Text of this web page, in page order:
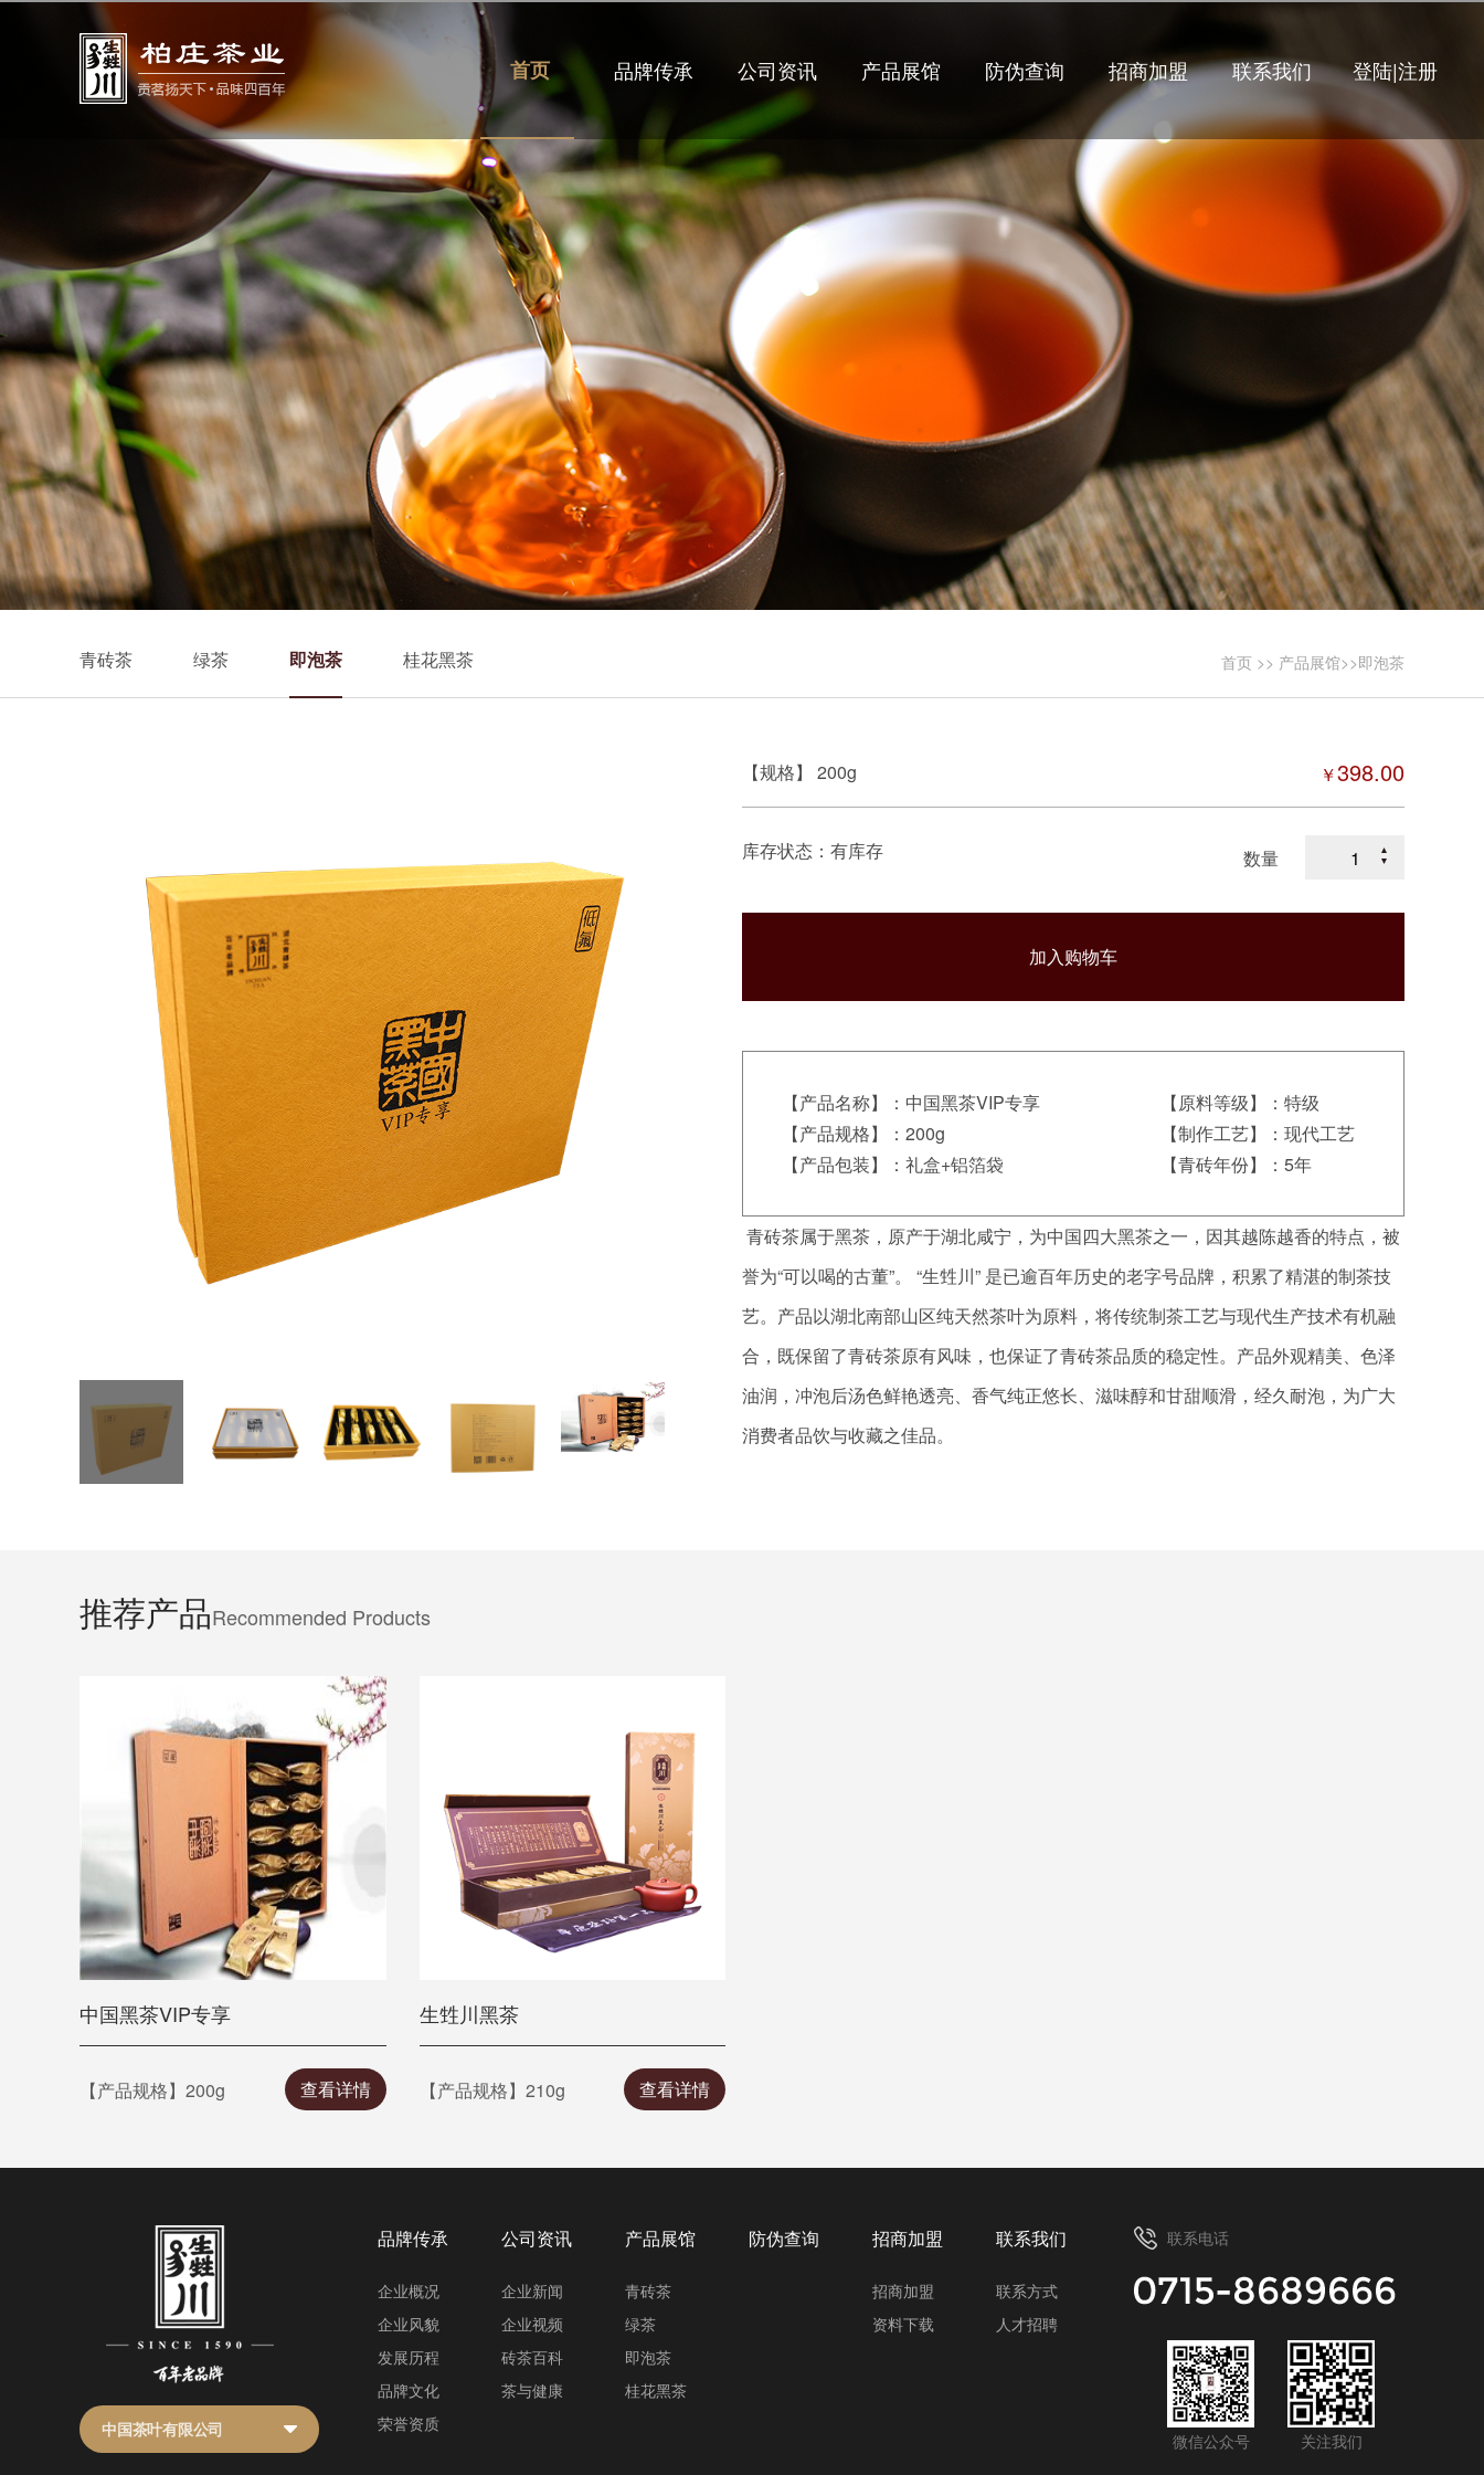
首页 品牌传承 公司资讯 产品展馆 防伪查询 招商加盟 联系我们 登陆|注册
青砖茶 绿茶 即泡茶 桂花黑茶 首页 >> 产品展馆>>即泡茶
【规格】 200g ￥398.00
库存状态：有库存 数量
加入购物车
【产品名称】：中国黑茶VIP专享
【产品规格】：200g
【产品包装】：礼盒+铝箔袋
【原料等级】：特级
【制作工艺】：现代工艺
【青砖年份】：5年
青砖茶属于黑茶，原产于湖北咸宁，为中国四大黑茶之一，因其越陈越香的特点，被
誉为“可以喝的古董”。 “生甡川” 是已逾百年历史的老字号品牌，积累了精湛的制茶技
艺。产品以湖北南部山区纯天然茶叶为原料，将传统制茶工艺与现代生产技术有机融
合，既保留了青砖茶原有风味，也保证了青砖茶品质的稳定性。产品外观精美、色泽
油润，冲泡后汤色鲜艳透亮、香气纯正悠长、滋味醇和甘甜顺滑，经久耐泡，为广大
消费者品饮与收藏之佳品。
推荐产品Recommended Products
中国黑茶VIP专享
【产品规格】200g 查看详情
生甡川黑茶
【产品规格】210g 查看详情
中国茶叶有限公司
品牌传承
企业概况
企业风貌
发展历程
品牌文化
荣誉资质
公司资讯
企业新闻
企业视频
砖茶百科
茶与健康
产品展馆
青砖茶
绿茶
即泡茶
桂花黑茶
防伪查询 招商加盟
招商加盟
资料下载
联系我们
联系方式
人才招聘
联系电话
微信公众号 关注我们